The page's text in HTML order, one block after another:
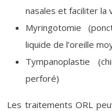
nasales et faciliter la
Myringotomie
liquide de l’oreille
Tympanoplastie
perforé)
Les traitements ORL